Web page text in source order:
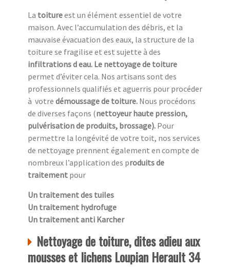
La toitureest un élément essentiel de votre
maison. Avec l’accumulation des débris, et la
mauvaise évacuation des eaux, la structure de la
toiture se fragilise et est sujette à des
infiltrations d eau. Le nettoyage de toiture
permet d’éviter cela. Nos artisans sont des
professionnels qualifiés et aguerris pour procéder
à votre démoussage de toiture. Nous procédons
de diverses façons (nettoyeur haute pression,
pulvérisation de produits, brossage). Pour
permettre la longévité de votre toit, nos services
de nettoyage prennent également en compte de
nombreux l’application des produits de
traitement pour
Un traitement des tuiles
Un traitement hydrofuge
Un traitement anti Karcher
Nettoyage de toiture, dites adieu aux
mousses et lichens Loupian Herault 34